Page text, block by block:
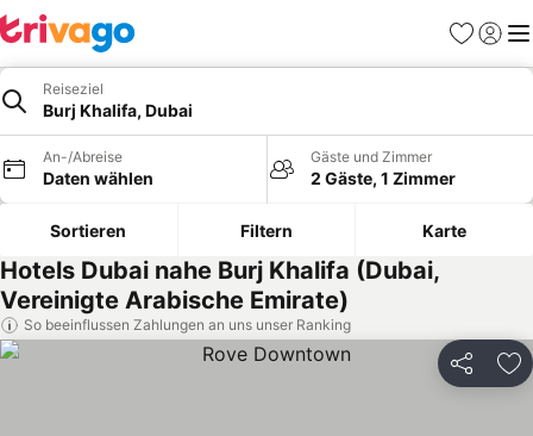
Favoriten
Reiseziel
Burj Khalifa, Dubai
An-/Abreise
Daten wählen
Gäste und Zimmer
2 Gäste, 1 Zimmer
Sortieren Filtern Karte
Hotels Dubai nahe Burj Khalifa (Dubai,
Vereinigte Arabische Emirate)
So beeinflussen Zahlungen an uns unser Ranking
Teilen